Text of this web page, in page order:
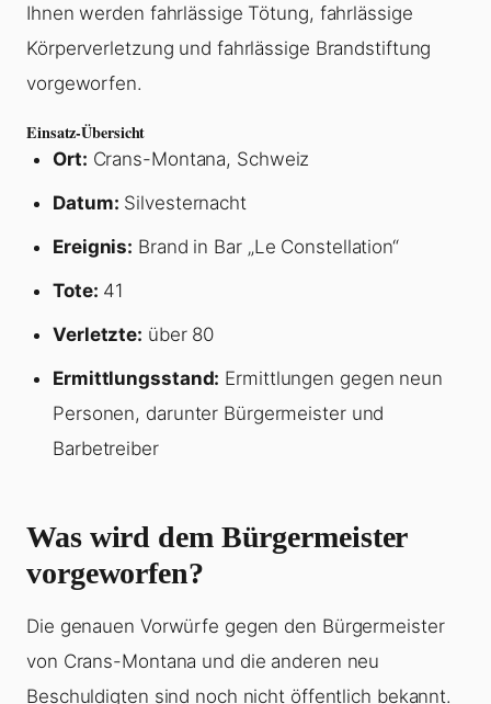
Ihnen werden fahrlässige Tötung, fahrlässige
Körperverletzung und fahrlässige Brandstiftung
vorgeworfen.
Einsatz-Übersicht
Ort: Crans-Montana, Schweiz
Datum: Silvesternacht
Ereignis: Brand in Bar „Le Constellation“
Tote: 41
Verletzte: über 80
Ermittlungsstand: Ermittlungen gegen neun
Personen, darunter Bürgermeister und
Barbetreiber
Was wird dem Bürgermeister
vorgeworfen?
Die genauen Vorwürfe gegen den Bürgermeister
von Crans-Montana und die anderen neu
Beschuldigten sind noch nicht öffentlich bekannt.